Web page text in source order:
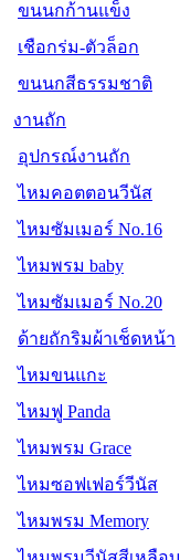
ขนนกก้านแข็ง
เชือกร่ม-ตัวล็อก
ขนนกสีธรรมชาติ
งานถัก
อุปกรณ์งานถัก
ไหมคอตตอนวีนัส
ไหมซัมเมอร์ No.16
ไหมพรม baby
ไหมซัมเมอร์ No.20
ด้ายถักริมผ้าเช็ดหน้า
ไหมขนแกะ
ไหมฟู Panda
ไหมพรม Grace
ไหมซอฟเฟอร์วีนัส
ไหมพรม Memory